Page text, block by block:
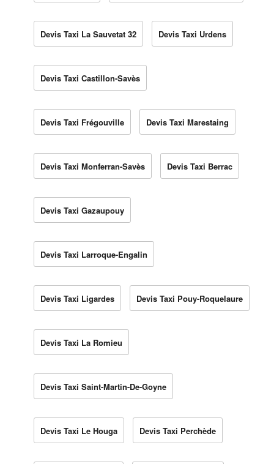
Devis Taxi La Sauvetat 32 Devis Taxi Urdens
Devis Taxi Castillon-Savès
Devis Taxi Frégouville Devis Taxi Marestaing
Devis Taxi Monferran-Savès Devis Taxi Berrac
Devis Taxi Gazaupouy
Devis Taxi Larroque-Engalin
Devis Taxi Ligardes Devis Taxi Pouy-Roquelaure
Devis Taxi La Romieu
Devis Taxi Saint-Martin-De-Goyne
Devis Taxi Le Houga Devis Taxi Perchède